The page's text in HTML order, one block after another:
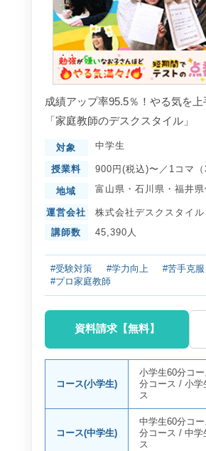
成績アップ率95.5％！やる気を
「家庭教師のデスクスタイル」
対象 中学生
授業料 900円(税込)〜／1コマ（
地域 富山県 ・ 石川県 ・ 福井県
運営会社
株式会社デスクスタイル
講師数
45,390人
#受験対策 #学力向上 #苦手克服
#プロ家庭教師
資料請求【無料】
コース(小学生)
小学生60分コー
分コース /小学
ス
コース(中学生)
中学生60分コー
分コース /中学
ス